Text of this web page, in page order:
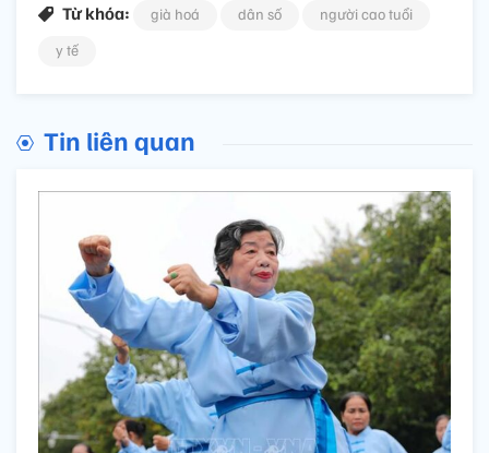
Từ khóa: già hoá dân số
người cao tuổi
y tế
Tin liên quan